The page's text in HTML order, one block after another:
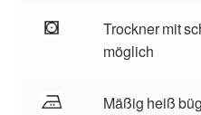
Trockner mit
möglich
Mäßig heiß